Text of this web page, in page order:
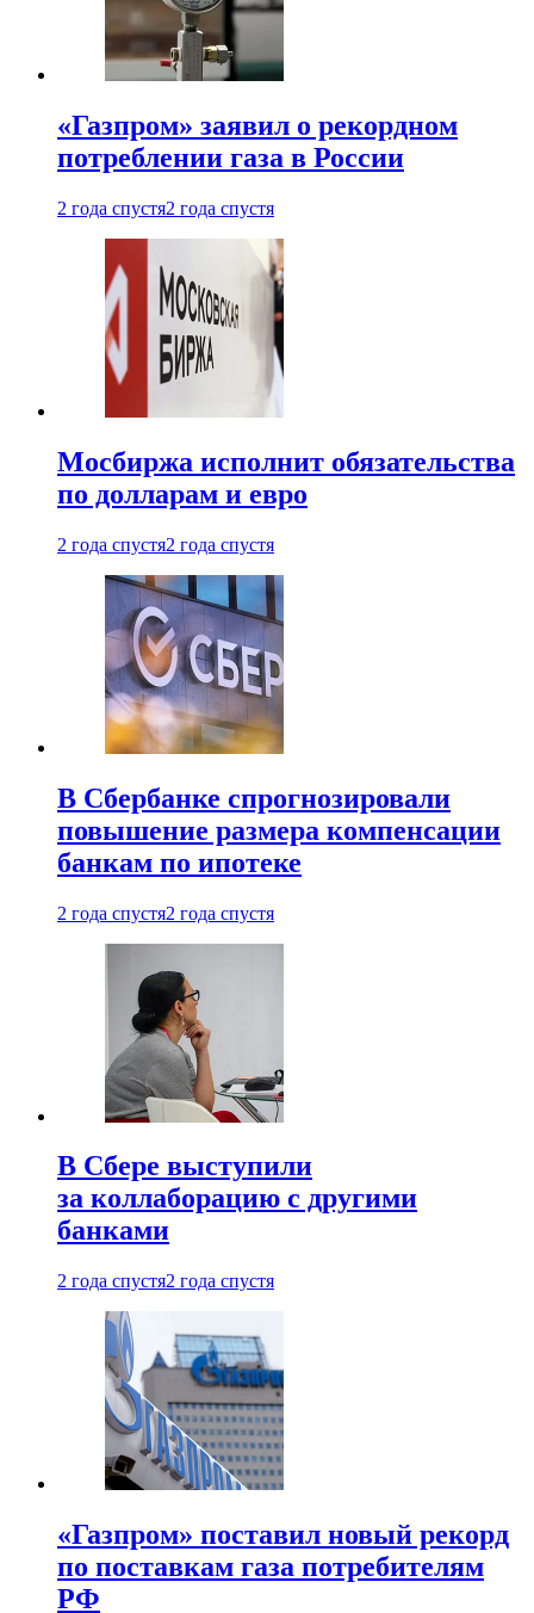
«Газпром» заявил о рекордном
потреблении газа в России
2 года спустя2 года спустя
Мосбиржа исполнит обязательства
по долларам и евро
2 года спустя2 года спустя
В Сбербанке спрогнозировали
повышение размера компенсации
банкам по ипотеке
2 года спустя2 года спустя
В Сбере выступили
за коллаборацию с другими
банками
2 года спустя2 года спустя
«Газпром» поставил новый рекорд
по поставкам газа потребителям
РФ